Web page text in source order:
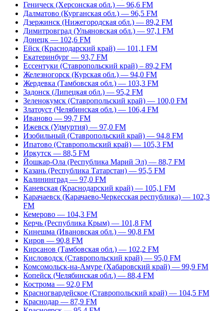
Геническ (Херсонская обл.) — 96,6 FM
Далматово (Курганская обл.) — 96,5 FM
Дзержинск (Нижегородская обл.) — 89,2 FM
Димитровград (Ульяновская обл.) — 97,1 FM
Донецк — 102,6 FM
Ейск (Краснодарский край) — 101,1 FM
Екатеринбург — 93,7 FM
Ессентуки (Ставропольский край) – 89,2 FM
Железногорск (Курская обл.) — 94,0 FM
Жердевка (Тамбовская обл.) — 103,3 FM
Задонск (Липецкая обл.) — 95,2 FM
Зеленокумск (Ставропольский край) — 100,0 FM
Златоуст (Челябинская обл.) — 106,4 FM
Иваново — 99,7 FM
Ижевск (Удмуртия) — 97,0 FM
Изобильный (Ставропольский край) — 94,8 FM
Ипатово (Ставропольский край) — 105,3 FM
Иркутск — 88,5 FM
Йошкар-Ола (Республика Марий Эл) — 88,7 FM
Казань (Республика Татарстан) — 95,5 FM
Калининград — 97,0 FM
Каневская (Краснодарский край) — 105,1 FM
Карачаевск (Карачаево-Черкесская республика) — 102,3
FM
Кемерово — 104,3 FM
Керчь (Республика Крым) — 101,8 FM
Кинешма (Ивановская обл.) — 90,8 FM
Киров — 90,8 FM
Кирсанов (Тамбовская обл.) — 102,2 FM
Кисловодск (Ставропольский край) — 95,0 FM
Комсомольск-на-Амуре (Хабаровский край) — 99,9 FM
Копейск (Челябинская обл.) — 88,4 FM
Кострома — 92,0 FM
Красногвардейское (Ставропольский край) — 104,5 FM
Краснодар — 87,9 FM